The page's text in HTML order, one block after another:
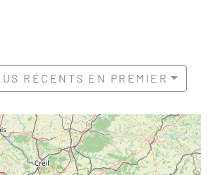
RÉCENTS EN PREMIER